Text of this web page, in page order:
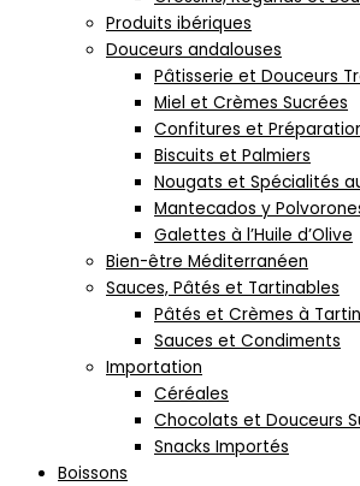
Produits ibériques
Douceurs andalouses
Pâtisserie et Douceurs
Miel et Crèmes Sucrées
Confitures et
Biscuits et Palmiers
Nougats et Spécialités
Mantecados y
Galettes à l’Huile d’Olive
Bien-être Méditerranéen
Sauces, Pâtés et Tartinables
Pâtés et Crèmes à
Sauces et Condiments
Importation
Céréales
Chocolats et Douceurs
Snacks Importés
Boissons